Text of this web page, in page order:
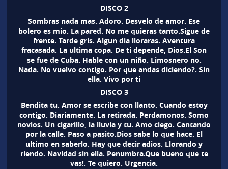
DISCO 2
Sombras nada mas. Adoro. Desvelo de amor. Ese
bolero es mio. La pared. No me quieras tanto.Sigue de
frente. Tarde gris. Algun dia lloraras. Aventura
fracasada. La ultima copa. De ti depende, Dios.El Son
se fue de Cuba. Hable con un niño. Limosnero no.
Nada. No vuelvo contigo. Por que andas diciendo?. Sin
ella. Vivo por ti
DISCO 3
Bendita tu. Amor se escribe con llanto. Cuando estoy
contigo. Diariamente. La retirada. Perdamonos. Somo
novios. Un cigarillo, la lluvia y tu. Amo ciego. Cantando
por la calle. Paso a pasito.Dios sabe lo que hace. El
ultimo en saberlo. Hay que decir adios. Llorando y
riendo. Navidad sin ella. Penumbra.Que bueno que te
vas!. Te quiero. Urgencia.